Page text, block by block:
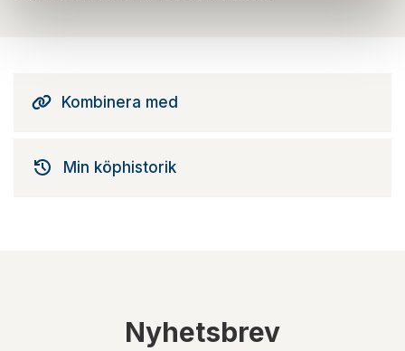
Kombinera med
Min köphistorik
Nyhetsbrev